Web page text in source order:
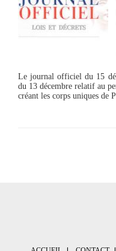
Le journal officiel du 15
du 13 décembre relatif au
créant les corps uniques de